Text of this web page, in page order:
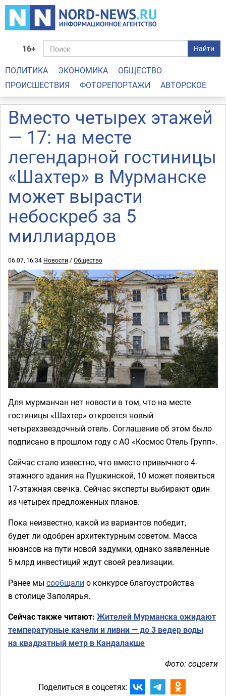
16+ Найти
ПОЛИТИКА ЭКОНОМИКА
ОБЩЕСТВО
ПРОИСШЕСТВИЯ
ФОТОРЕПОРТАЖИ АВТОРСКОЕ
Вместо четырех этажей
— 17: на месте
легендарной гостиницы
«Шахтер» в Мурманске
может вырасти
небоскреб за 5
миллиардов
06.07, 16:34 Новости /Общество
Для мурманчан нет новости в том, что на месте
гостиницы «Шахтер» откроется новый
четырехзвездочный отель. Соглашение об этом было
подписано в прошлом году с АО «Космос Отель Групп».
Сейчас стало известно, что вместо привычного 4-
этажного здания на Пушкинской, 10 может появиться
17-этажная свечка. Сейчас эксперты выбирают один
из четырех предложенных планов.
Пока неизвестно, какой из вариантов победит,
будет ли одобрен архитектурным советом. Масса
нюансов на пути новой задумки, однако заявленные
5 млрд инвестиций ждут своей реализации.
Ранее мы сообщали о конкурсе благоустройства
в столице Заполярья.
Сейчас также читают: Жителей Мурманска ожидают
температурные качели и ливни — до 3 ведер воды
на квадратный метр в Кандалакше
Фото: соцсети
Поделиться в соцсетях: